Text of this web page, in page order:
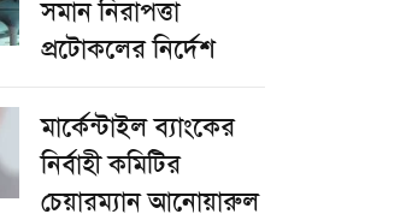
সমান নিরাপত্তা
প্রটোকলের নির্দেশ
মার্কেন্টাইল ব্যাংকের
নির্বাহী কমিটির
চেয়ারম্যান আনোয়ারুল